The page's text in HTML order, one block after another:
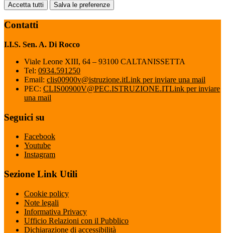
Accetta tutti Salva le preferenze
Contatti
I.I.S. Sen. A. Di Rocco
Viale Leone XIII, 64 – 93100 CALTANISSETTA
Tel: 0934.591250
Email: clis00900v@istruzione.itLink per inviare una mail
PEC: CLIS00900V@PEC.ISTRUZIONE.ITLink per inviare
una mail
Seguici su
Facebook
Youtube
Instagram
Sezione Link Utili
Cookie policy
Note legali
Informativa Privacy
Ufficio Relazioni con il Pubblico
Dichiarazione di accessibilità